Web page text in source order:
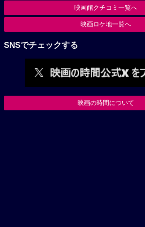
映画館クチコミ一覧へ
映画ロケ地一覧へ
SNSでチェックする
映画の時間について